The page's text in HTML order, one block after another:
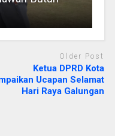
Older Post
Ketua DPRD Kota
Ucapan Selamat
Hari Raya Galungan